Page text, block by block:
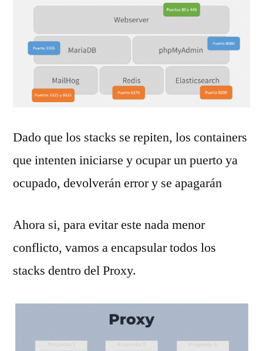
Dado que los stacks se repiten, los containers
que intenten iniciarse y ocupar un puerto ya
ocupado, devolverán error y se apagarán
Ahora si, para evitar este nada menor
conflicto, vamos a encapsular todos los
stacks dentro del Proxy.